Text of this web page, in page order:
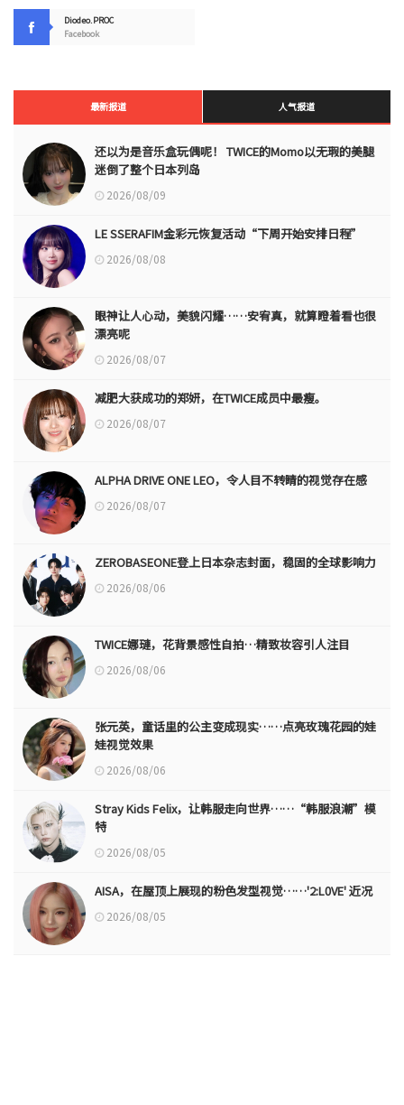
Diodeo.PROC
Facebook
最新报道 人气报道
还以为是音乐盒玩偶呢！ TWICE的Momo以无瑕的美腿
迷倒了整个日本列岛
2026/08/09
LE SSERAFIM金彩元恢复活动“下周开始安排日程”
2026/08/08
眼神让人心动，美貌闪耀……安宥真，就算瞪着看也很
漂亮呢
2026/08/07
减肥大获成功的郑妍，在TWICE成员中最瘦。
2026/08/07
ALPHA DRIVE ONE LEO，令人目不转睛的视觉存在感
2026/08/07
ZEROBASEONE登上日本杂志封面，稳固的全球影响力
2026/08/06
TWICE娜璉，花背景感性自拍…精致妆容引人注目
2026/08/06
张元英，童话里的公主变成现实……点亮玫瑰花园的娃
娃视觉效果
2026/08/06
Stray Kids Felix，让韩服走向世界……“韩服浪潮”模
特
2026/08/05
AISA，在屋顶上展现的粉色发型视觉……'2:L0VE' 近况
2026/08/05